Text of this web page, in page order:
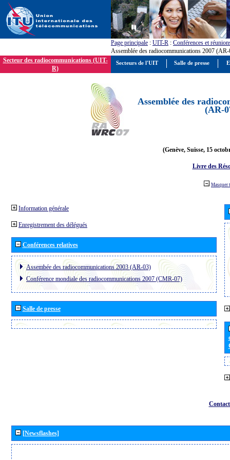
Page principale : UIT-R : Conférences et
Assemblée des radiocommunications 2007
Secteur des radiocommunications (UIT-
R)
Assemblée des
(AR-
(Genève, Suisse, 15
Livre des
Masquer
Information générale
Enregistrement des délégués
Conférences relatives
Assembée des radiocommunications 2003 (AR-03)
Conférence mondiale des radiocommunications 2007 (CMR-07)
Salle de presse
[Newsflashes]
Secteurs de l'UIT Salle de presse